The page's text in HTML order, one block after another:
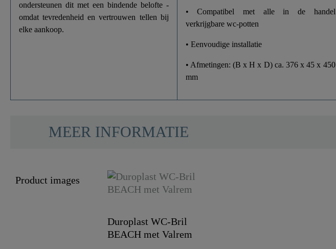
ondersteunen dit met een bindende belofte -
omdat tevredenheid en vertrouwen tellen bij
elke aankoop.
• Compatibel met alle in de handel
verkrijgbare wc-potten
• Eenvoudige installatie
• Afmetingen: (B x H x D) ca. 376 x 45 x 450
mm
MEER INFORMATIE
Product images
Duroplast WC-Bril
BEACH met Valrem